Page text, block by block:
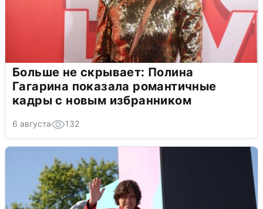
Больше не скрывает: Полина
Гагарина показала романтичные
кадры с новым избранником
6 августа 132